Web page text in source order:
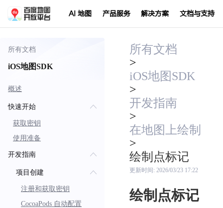
AI 地图 产品服务 解决方案 文档与支持
所有文档
iOS地图SDK
概述
快速开始
获取密钥
使用准备
开发指南
项目创建
注册和获取密钥
CocoaPods 自动配置
所有文档
>
iOS地图SDK
>
开发指南
>
在地图上绘制
>
绘制点标记
更新时间: 2026/03/23 17:22
绘制点标记